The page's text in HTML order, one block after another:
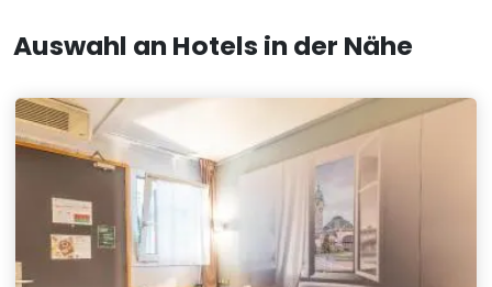
Auswahl an Hotels in der Nähe